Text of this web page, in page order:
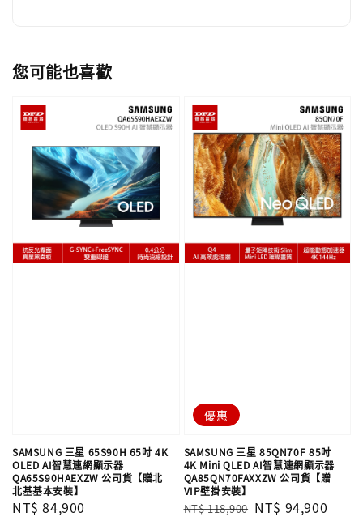
您可能也喜歡
SAMSUNG 三星 65S90H 65吋 4K
OLED AI智慧連網顯示器
QA65S90HAEXZW 公司貨【贈北
北基基本安裝】
Regular
NT$ 84,900
優惠
SAMSUNG 三星 85QN70F 85吋
4K Mini QLED AI智慧連網顯示器
QA85QN70FAXXZW 公司貨【贈
VIP壁掛安裝】
Regular
NT$ 118,900 Sale
NT$ 94,900